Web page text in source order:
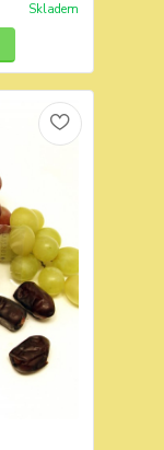
Skladem